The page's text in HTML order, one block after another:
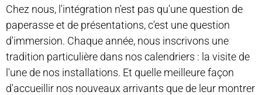
Chez nous, l'intégration n'est pas qu'une question de
paperasse et de présentations, c'est une question
d'immersion. Chaque année, nous inscrivons une
tradition particulière dans nos calendriers : la visite de
l'une de nos installations. Et quelle meilleure façon
d'accueillir nos nouveaux arrivants que de leur montrer